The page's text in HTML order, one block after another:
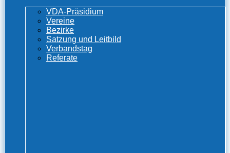
VDA-Präsidium
Vereine
Bezirke
Satzung und Leitbild
Verbandstag
Referate